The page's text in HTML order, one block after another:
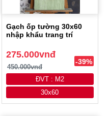
Gạch ốp tường 30x60
nhập khẩu trang trí
275.000vnđ
450.000vnđ
-39%
ĐVT : M2
30x60